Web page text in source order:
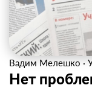
Вадим Мелешко ·
Нет